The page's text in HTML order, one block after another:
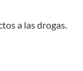
a las drogas.